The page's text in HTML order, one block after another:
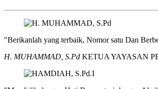
"Berikanlah yang terbaik, Nomor satu Dan
H. MUHAMMAD, S.Pd KETUA YAYASAN